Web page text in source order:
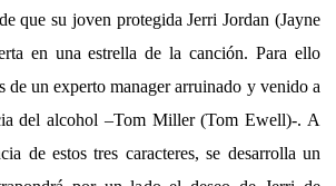
que su joven protegida Jerri Jordan (Jayne
en una estrella de la canción. Para ello
de un experto manager arruinado y venido a
del alcohol –Tom Miller (Tom Ewell)-. A
de estos tres caracteres, se desarrolla un